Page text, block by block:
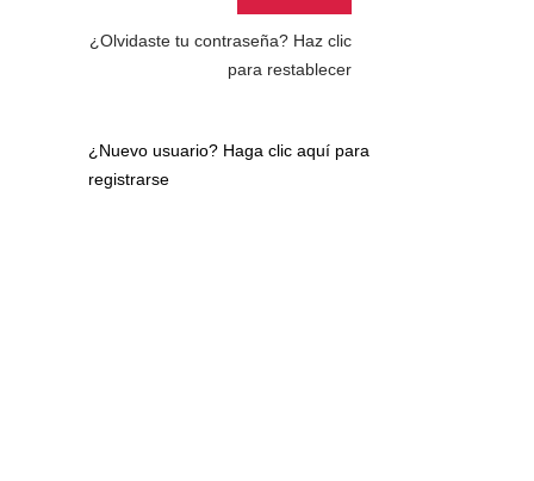
¿Olvidaste tu contraseña? Haz clic
para restablecer
¿Nuevo usuario? Haga clic aquí para
registrarse